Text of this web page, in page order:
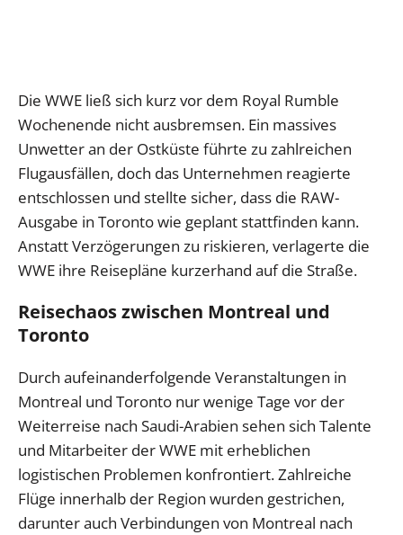
Die WWE ließ sich kurz vor dem Royal Rumble
Wochenende nicht ausbremsen. Ein massives
Unwetter an der Ostküste führte zu zahlreichen
Flugausfällen, doch das Unternehmen reagierte
entschlossen und stellte sicher, dass die RAW-
Ausgabe in Toronto wie geplant stattfinden kann.
Anstatt Verzögerungen zu riskieren, verlagerte die
WWE ihre Reisepläne kurzerhand auf die Straße.
Reisechaos zwischen Montreal und
Toronto
Durch aufeinanderfolgende Veranstaltungen in
Montreal und Toronto nur wenige Tage vor der
Weiterreise nach Saudi-Arabien sehen sich Talente
und Mitarbeiter der WWE mit erheblichen
logistischen Problemen konfrontiert. Zahlreiche
Flüge innerhalb der Region wurden gestrichen,
darunter auch Verbindungen von Montreal nach